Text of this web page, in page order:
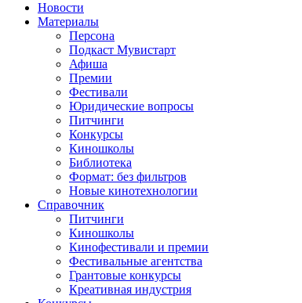
Новости
Материалы
Персона
Подкаст Мувистарт
Афиша
Премии
Фестивали
Юридические вопросы
Питчинги
Конкурсы
Киношколы
Библиотека
Формат: без фильтров
Новые кинотехнологии
Справочник
Питчинги
Киношколы
Кинофестивали и премии
Фестивальные агентства
Грантовые конкурсы
Креативная индустрия